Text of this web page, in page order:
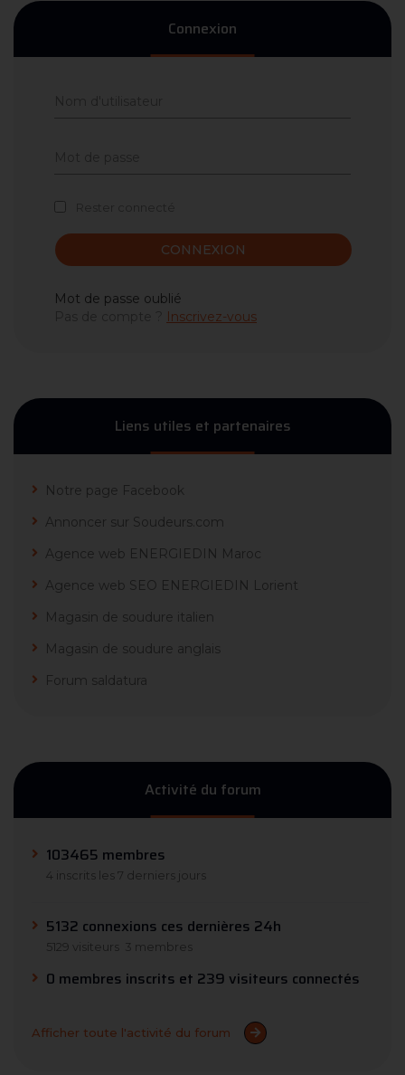
Connexion
CONNEXION
Mot de passe oublié
Inscrivez-vous
Liens utiles et partenaires
Notre page Facebook
Annoncer sur Soudeurs.com
Agence web ENERGIEDIN Maroc
Agence web SEO ENERGIEDIN Lorient
Magasin de soudure italien
Magasin de soudure anglais
Forum saldatura
Activité du forum
103465 membres
4 inscrits les 7 derniers jours
5132 connexions ces dernières 24h
5129 visiteurs 3 membres
0 membres inscrits et 239 visiteurs connectés
Afficher toute l'activité du forum